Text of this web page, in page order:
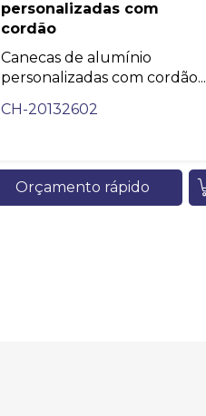
personalizadas com
cordão
Canecas de alumínio
personalizadas com cordão...
CH-20132602
Orçamento rápido